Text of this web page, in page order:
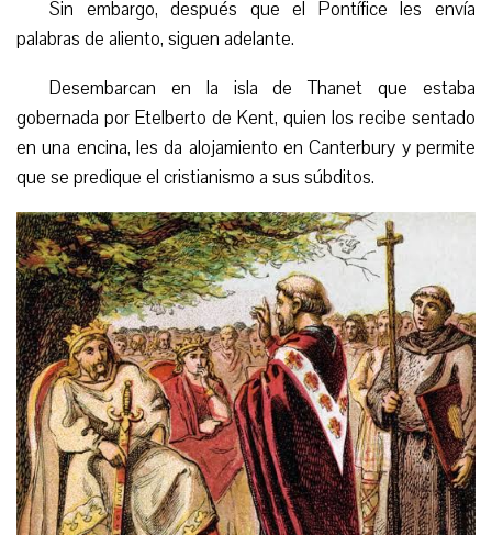
Sin embargo, después que el Pontífice les envía
palabras de aliento, siguen adelante.
Desembarcan en la isla de Thanet que estaba
gobernada por Etelberto de Kent, quien los recibe sentado
en una encina, les da alojamiento en Canterbury y permite
que se predique el cristianismo a sus súbditos.